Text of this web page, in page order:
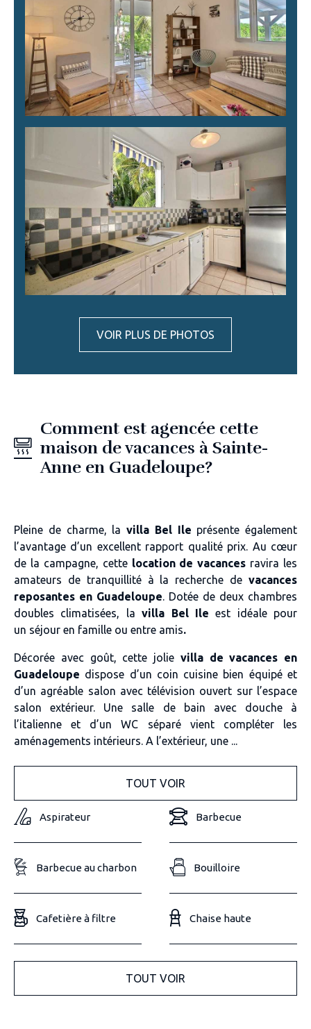
VOIR PLUS DE PHOTOS
Comment est agencée cette
maison de vacances à Sainte-
Anne en Guadeloupe?
Pleine de charme, la villa Bel Ile présente également
l’avantage d’un excellent rapport qualité prix. Au cœur
de la campagne, cette location de vacances ravira les
amateurs de tranquillité à la recherche devacances
reposantes en Guadeloupe. Dotée de deux chambres
doubles climatisées, lavilla Bel Ile est idéale pour
un séjour en famille ou entre amis.
Décorée avec goût, cette jolie villa de vacances en
Guadeloupe dispose d’un coin cuisine bien équipéet
d’un agréable salon avec télévision ouvert sur l’espace
salon extérieur. Une salle de bain avec douche à
l’italienne et d’un WC séparé vient compléter les
aménagements intérieurs. A l’extérieur, une ...
TOUT VOIR
Aspirateur Barbecue
Barbecue au charbon Bouilloire
Cafetière à filtre Chaise haute
TOUT VOIR